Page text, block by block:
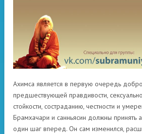
Ахимса является в первую очередь
предшествующей правдивости,
стойкости, состраданию, честности и
Брамхачари и санньясин должны принять
один шаг вперед. Он сам изменился,